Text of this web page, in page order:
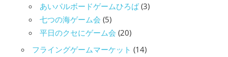
あいパルボードゲームひろば(3)
七つの海ゲーム会 (5)
平日のクセにゲーム会 (20)
フライングゲームマーケット (14)